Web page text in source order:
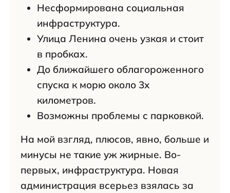
Несформирована социальная
инфраструктура.
Улица Ленина очень узкая и стоит
в пробках.
До ближайшего облагороженного
спуска к морю около 3х
километров.
Возможны проблемы с парковкой.
На мой взгляд, плюсов, явно, больше и
минусы не такие уж жирные. Во-
первых, инфраструктура. Новая
администрация всерьез взялась за